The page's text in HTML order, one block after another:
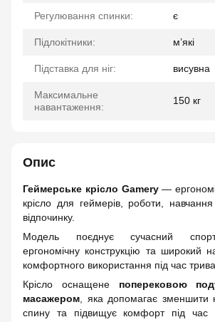
Регулювання спинки: є
Підлокітники: м’які
Підставка для ніг: висувна
Максимальне
навантаження:
150 кг
Опис
Геймерське крісло Gamery—
крісло для геймерів, роботи,
відпочинку.
Модель поєднує сучасний
ергономічну конструкцію та широкий
комфортного використання під час
Крісло оснащене поперековою
масажером , яка допомагає зменшити
спину та підвищує комфорт під час